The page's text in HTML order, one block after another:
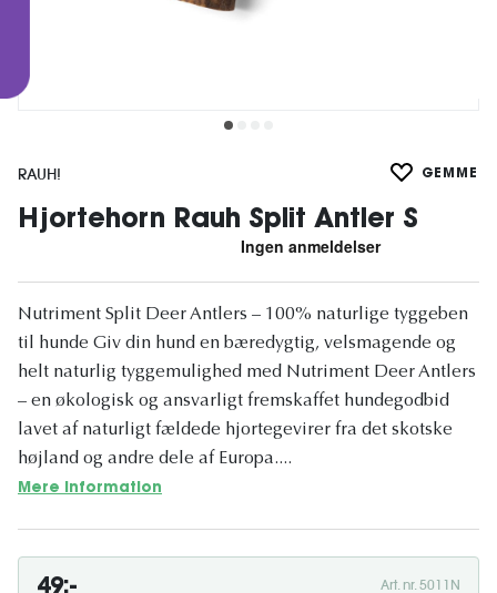
RAUH! GEMME
Hjortehorn Rauh Split Antler S
Nutriment Split Deer Antlers – 100% naturlige tyggeben
til hunde Giv din hund en bæredygtig, velsmagende og
helt naturlig tyggemulighed med Nutriment Deer Antlers
– en økologisk og ansvarligt fremskaffet hundegodbid
lavet af naturligt fældede hjortegevirer fra det skotske
højland og andre dele af Europa....
Mere information
49:- Art. nr. 5011N